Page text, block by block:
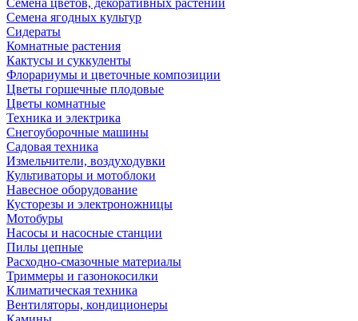
Семена цветов, декоративных растений
Семена ягодных культур
Сидераты
Комнатные растения
Кактусы и суккуленты
Флорариумы и цветочные композиции
Цветы горшечные плодовые
Цветы комнатные
Техника и электрика
Снегоуборочные машины
Садовая техника
Измельчители, воздуходувки
Культиваторы и мотоблоки
Навесное оборудование
Кусторезы и электроножницы
Мотобуры
Насосы и насосные станции
Пилы цепные
Расходно-смазочные материалы
Триммеры и газонокосилки
Климатическая техника
Вентиляторы, кондиционеры